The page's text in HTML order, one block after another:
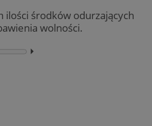
ilości środków odurzających
wolności.
⏵︎